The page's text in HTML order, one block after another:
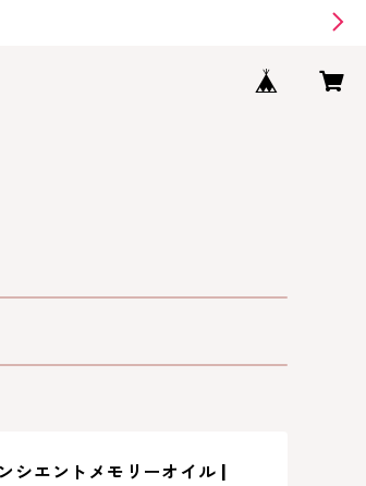
シエントメモリーオイル |